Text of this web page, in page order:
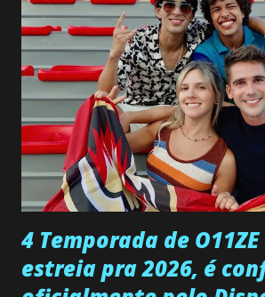
pessoa que ela tanto desejou durante
entra no quarto de Gabriel e imagina
encontro deles, quando conseguir
Paula sobre a suposta infidelidade de
Rogerio consegue se livrar de todas as
desaparecimento de Francisco,
ter sido vítima da fúria de Gabriel.
que a clínica inseminou por engano
...
4 Temporada de
estreia pra 2026, é